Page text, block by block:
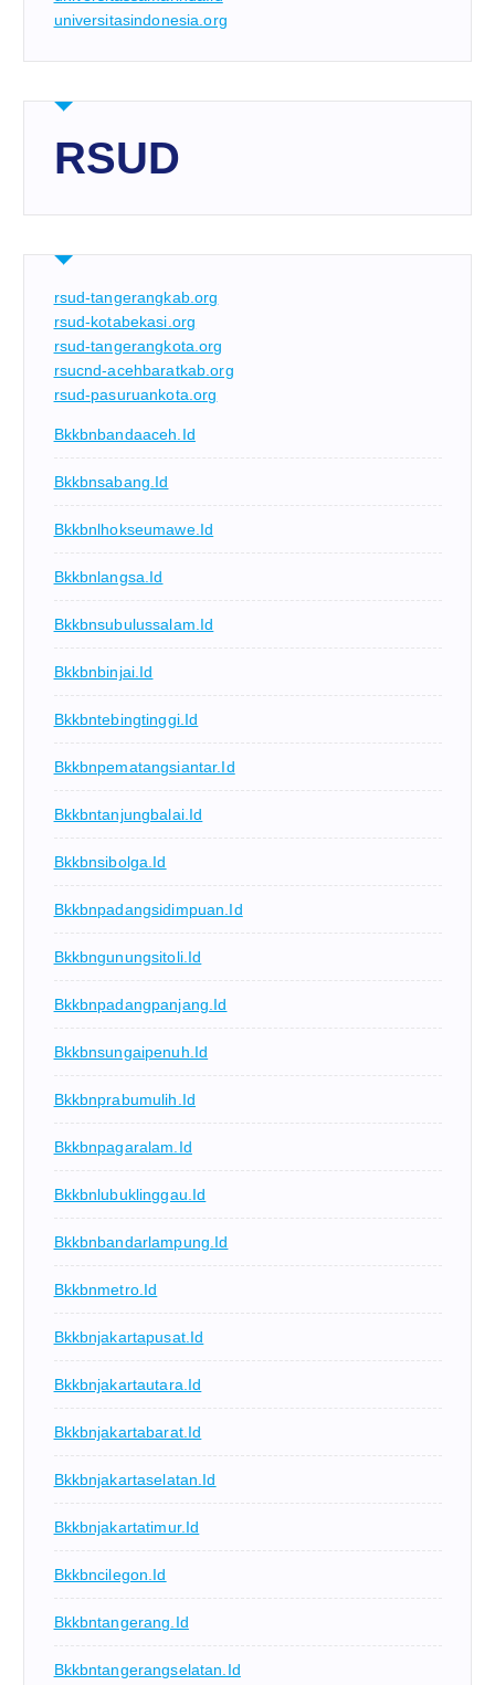
universitasindonesia.org
RSUD
rsud-tangerangkab.org
rsud-kotabekasi.org
rsud-tangerangkota.org
rsucnd-acehbaratkab.org
rsud-pasuruankota.org
Bkkbnbandaaceh.id
Bkkbnsabang.id
Bkkbnlhokseumawe.id
Bkkbnlangsa.id
Bkkbnsubulussalam.id
Bkkbnbinjai.id
Bkkbntebingtinggi.id
Bkkbnpematangsiantar.id
Bkkbntanjungbalai.id
Bkkbnsibolga.id
Bkkbnpadangsidimpuan.id
Bkkbngunungsitoli.id
Bkkbnpadangpanjang.id
Bkkbnsungaipenuh.id
Bkkbnprabumulih.id
Bkkbnpagaralam.id
Bkkbnlubuklinggau.id
Bkkbnbandarlampung.id
Bkkbnmetro.id
Bkkbnjakartapusat.id
Bkkbnjakartautara.id
Bkkbnjakartabarat.id
Bkkbnjakartaselatan.id
Bkkbnjakartatimur.id
Bkkbncilegon.id
Bkkbntangerang.id
Bkkbntangerangselatan.id